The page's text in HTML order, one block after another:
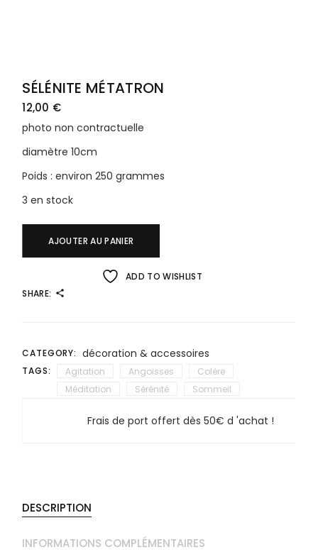
SÉLÉNITE MÉTATRON
12,00 €
photo non contractuelle
diamètre 10cm
Poids : environ 250 grammes
3 en stock
AJOUTER AU PANIER
ADD TO WISHLIST
SHARE:
CATEGORY: décoration & accessoires
TAGS: Agitation Angoisses
Colère
Méditation
Sérénité Sommeil
Frais de port offert dès 50€ d 'achat !
DESCRIPTION
INFORMATIONS COMPLÉMENTAIRES